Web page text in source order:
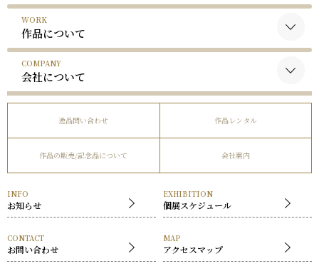
黒木国昭について
谷口榮について
略歴
受賞歴
WORK
作品について
黒木国昭の作品
谷口榮の作品
COMPANY
会社について
社長挨拶
逸品問い合わせ 作品レンタル
作品の販売/記念品について 会社案内
INFO
お知らせ
EXHIBITION
個展スケジュール
CONTACT
お問い合わせ
MAP
アクセスマップ